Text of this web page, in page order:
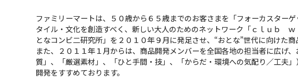
ファミリーマートは、５０歳から６５歳までのお客さまを「フォーカスター
タイル・文化を創造すべく、新しい大人のためのネットワーク「ｃｌｕｂ
となコンビ二研究所」を２０１０年９月に発足させ、“おとな”世代に向けた商
また、２０１１年１月からは、商品開発メンバーを全国各地の担当者に広げ
質」、「厳選素材」、「ひと手間・技」、「からだ・環境への気配り／工夫
開発をすすめております。